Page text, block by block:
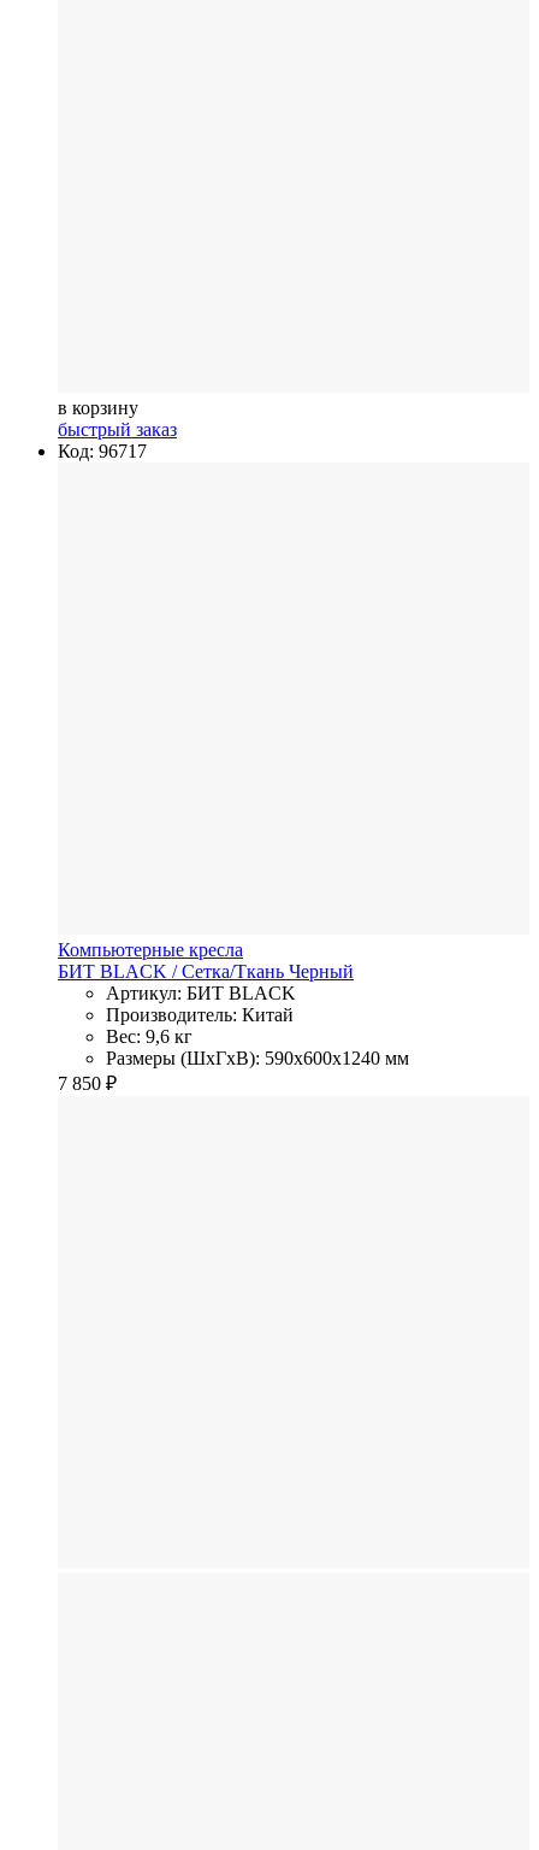
в корзину
быстрый заказ
Код: 96717
Компьютерные кресла
БИТ BLACK / Сетка/Ткань Черный
Артикул: БИТ BLACK
Производитель: Китай
Вес: 9,6 кг
Размеры (ШхГхВ): 590x600x1240 мм
7 850 ₽